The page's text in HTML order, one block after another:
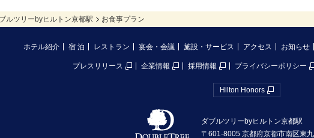
ルツリーbyヒルトン京都駅 お食事プラン
ホテル紹介 宿 泊 レストラン 宴会・会議 施設・サービス アクセス お知らせ
プレスリリース 企業情報 採用情報 プライバシーポリシー
Hilton Honors
ダブルツリーbyヒルトン京都駅
〒601-8005 京都府京都市南区東